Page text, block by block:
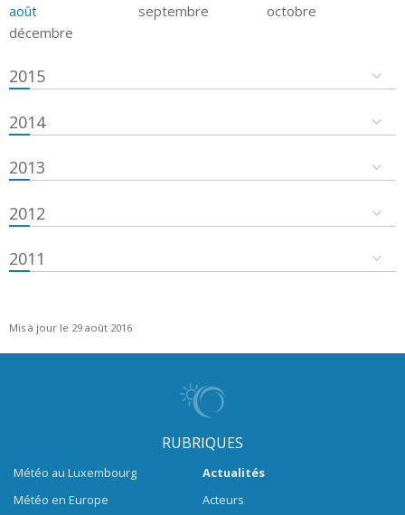
août
septembre
octobre
décembre
2015
2014
2013
2012
2011
Mis à jour le 29 août 2016
RUBRIQUES
Météo au Luxembourg
Météo en Europe
Actualités
Acteurs